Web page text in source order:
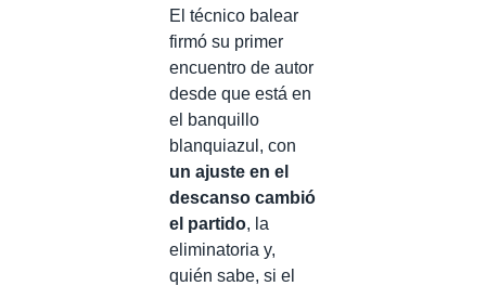
El técnico balear
firmó su primer
encuentro de autor
desde que está en
el banquillo
blanquiazul, con
un ajuste en el
descanso cambió
el partido, la
eliminatoria y,
quién sabe, si el